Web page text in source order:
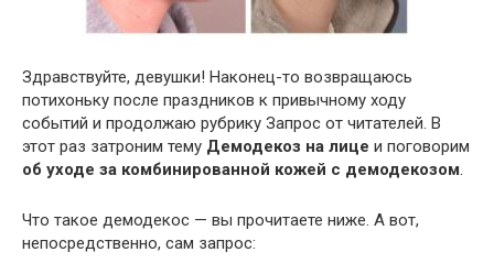
Здравствуйте, девушки! Наконец-то возвращаюсь
потихоньку после праздников к привычному ходу
событий и продолжаю рубрику Запрос от читателей. В
этот раз затроним тему Демодекоз на лице и поговорим
об уходе за комбинированной кожей с демодекозом.
Что такое демодекос — вы прочитаете ниже. А вот,
непосредственно, сам запрос: